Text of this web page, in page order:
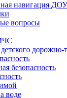
навигация ДОУ
вопросы
дорожно-
безопасность
воде